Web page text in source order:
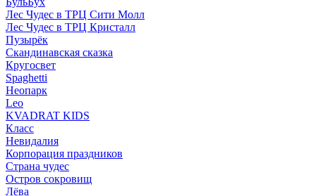
Лес Чудес в ТРЦ Сити Молл
Лес Чудес в ТРЦ Кристалл
Пузырëк
Скандинавская сказка
Кругосвет
Spaghetti
Неопарк
Leo
KVADRAT KIDS
Класс
Невидалия
Корпорация праздников
Страна чудес
Остров сокровищ
Лёва